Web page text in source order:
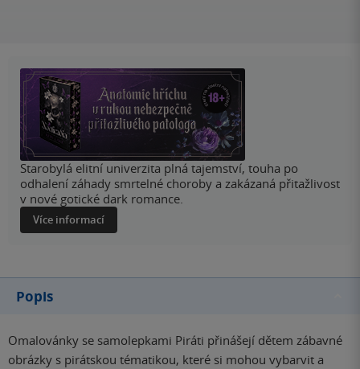
Starobylá elitní univerzita plná tajemství, touha po
odhalení záhady smrtelné choroby a zakázaná přitažlivost
v nové gotické dark romance.
Více informací
Popis
Omalovánky se samolepkami Piráti přinášejí dětem zábavné
obrázky s pirátskou tématikou, které si mohou vybarvit a